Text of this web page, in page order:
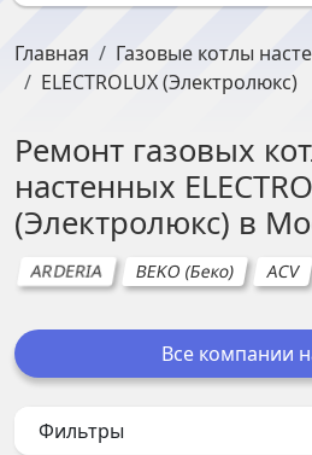
Главная
Газовые котлы
ELECTROLUX (Электролюкс)
Ремонт газовых
настенных
(Электролюкс) в
ARDERIA BEKO (Беко) ACV
Все компании
Фильтры